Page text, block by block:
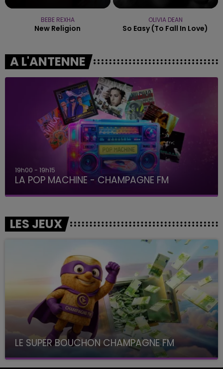
BEBE REXHA
New Religion
OLIVIA DEAN
So Easy (to Fall In Love)
A L'ANTENNE
19h00 - 19h15
LA POP MACHINE - CHAMPAGNE FM
LES JEUX
LE SUPER BOUCHON CHAMPAGNE FM
avec La Famille Champagne FM, à 8H10